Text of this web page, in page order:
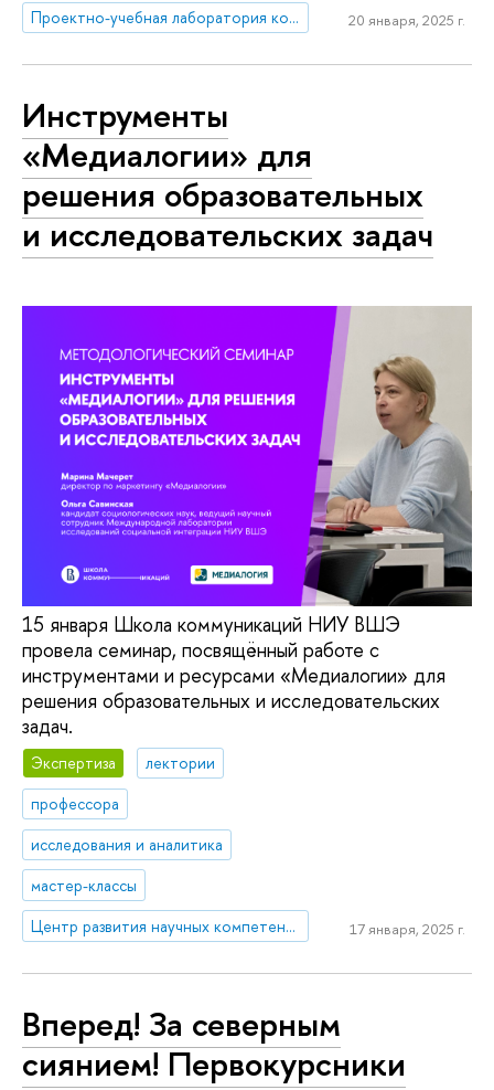
Проектно-учебная лаборатория коммуникаций в креативных индустриях
20 января, 2025 г.
Инструменты
«Медиалогии» для
решения образовательных
и исследовательских задач
15 января Школа коммуникаций НИУ ВШЭ
провела семинар, посвящённый работе с
инструментами и ресурсами «Медиалогии» для
решения образовательных и исследовательских
задач.
Экспертиза
лектории
профессора
исследования и аналитика
мастер-классы
Центр развития научных компетенций
17 января, 2025 г.
Вперед! За северным
сиянием! Первокурсники